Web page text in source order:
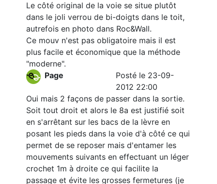
Le côté original de la voie se situe plutôt
dans le joli verrou de bi-doigts dans le toit,
autrefois en photo dans Roc&Wall.
Ce mouv n'est pas obligatoire mais il est
plus facile et économique que la méthode
"moderne".
Page
Posté le 23-09-
2012 22:00
Oui mais 2 façons de passer dans la sortie.
Soit tout droit et alors le 8a est justifié soit
en s'arrêtant sur les bacs de la lèvre en
posant les pieds dans la voie d'à côté ce qui
permet de se reposer mais d'entamer les
mouvements suivants en effectuant un léger
crochet 1m à droite ce qui facilite la
passage et évite les grosses fermetures (je